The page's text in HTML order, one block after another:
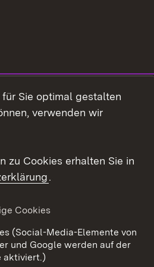
Impressum
Sie optimal gestalten
verwenden wir
zu Cookies erhalten Sie in
.
Cookies
(Social-Media-Elemente von
und Google werden auf der
aktiviert.)